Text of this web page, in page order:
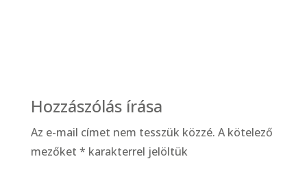
Hozzászólás írása
Az e-mail címet nem tesszük közzé. A kötelező
mezőket * karakterrel jelöltük